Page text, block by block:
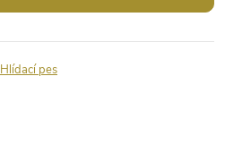
Hlídací pes